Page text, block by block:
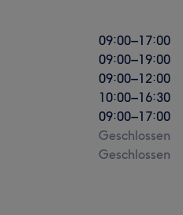
09:00–17:00
09:00–19:00
09:00–12:00
10:00–16:30
09:00–17:00
Geschlossen
Geschlossen